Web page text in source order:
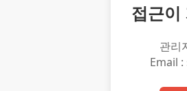
접근이
관리
Email